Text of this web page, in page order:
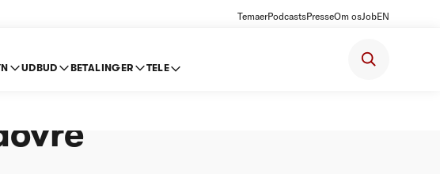
TemaerPodcastsPresseOm osJobEN
UDBUD BETALINGER TELE